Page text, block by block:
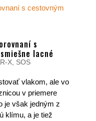
s
lacné
X, SOS
vlakom, ale vo
v priemere
je však jedným z
klímu, a je tiež